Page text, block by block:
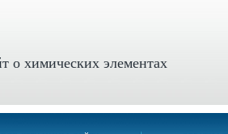
химических элементах